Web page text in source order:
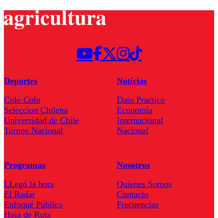
Deportes
Colo Colo
Seleccion Chilena
Universidad de Chile
Torneo Nacional
Noticias
Dato Practico
Economía
Internacional
Nacional
Programas
LLegó la hora
El Radar
Enfoqué Público
Hoja de Ruta
Nosotros
Quienes Somos
Contacto
Frecuencias